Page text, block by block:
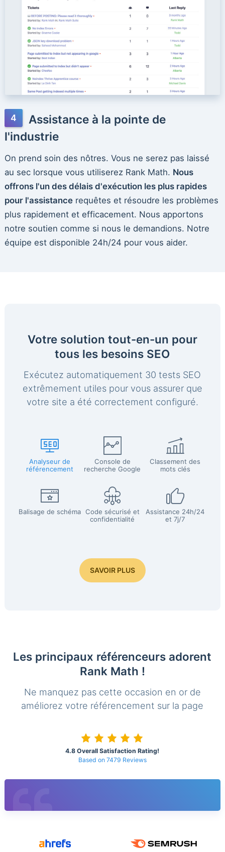
Assistance à la pointe de
l'industrie
On prend soin des nôtres. Vous ne serez pas laissé
au sec lorsque vous utiliserez Rank Math. Nous
offrons l'un des délais d'exécution les plus rapides
pour l'assistancerequêtes et résoudre les problèmes
plus rapidement et efficacement. Nous apportons
notre soutien comme si nous le demandions. Notre
équipe est disponible 24h/24 pour vous aider.
Votre solution tout-en-un pour
tous les besoins SEO
Exécutez automatiquement 30 tests SEO
extrêmement utiles pour vous assurer que
votre site a été correctement configuré.
Analyseur de
référencement
Console de
recherche Google
Classement des
mots clés
Balisage de schéma Code sécurisé et
confidentialité
Assistance 24h/24
et 7j/7
SAVOIR PLUS
Les principaux référenceurs adorent
Rank Math !
Ne manquez pas cette occasion en or de
améliorez votre référencement sur la page
4.8 Overall Satisfaction Rating!
Based on 7479 Reviews